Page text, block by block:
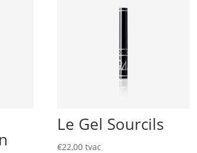
Le Gel Sourcils
€22,00 tvac